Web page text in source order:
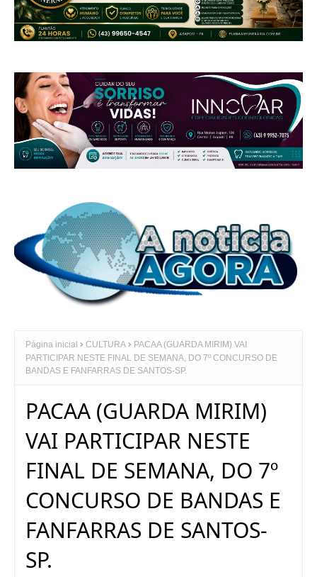
Página inicial CULTURA
PACAA (GUARDA MIRIM) VAI
PARTICIPAR NESTE FINAL DE SEMANA, DO 7º CONCURSO DE
BANDAS E FANFARRAS DE SANTOS-SP.
PACAA (GUARDA MIRIM)
VAI PARTICIPAR NESTE
FINAL DE SEMANA, DO 7º
CONCURSO DE BANDAS E
FANFARRAS DE SANTOS-
SP.